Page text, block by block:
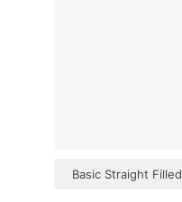
Basic Straight Filled